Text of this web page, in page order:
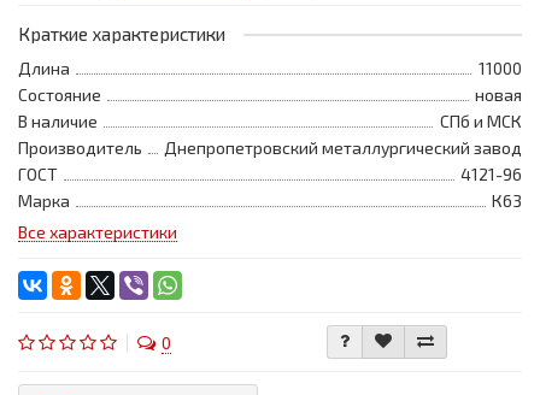
Краткие характеристики
Длина
11000
Состояние
новая
В наличие
СПб и МСК
Производитель
Днепропетровский металлургический завод
ГОСТ
4121-96
Марка
К63
Все характеристики
0